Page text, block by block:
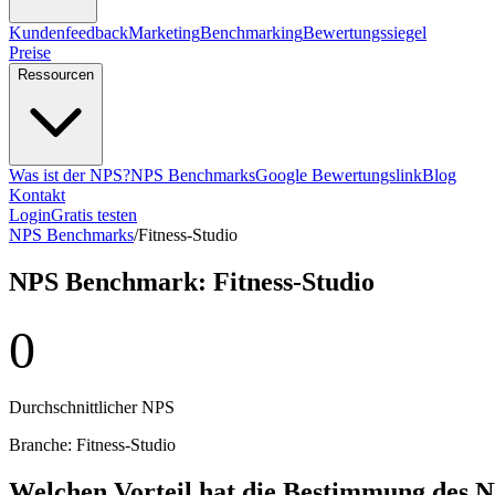
KundenfeedbackMarketingBenchmarkingBewertungssiegel
Preise
Ressourcen
Was ist der NPS?NPS BenchmarksGoogle BewertungslinkBlog
Kontakt
LoginGratis testen
NPS Benchmarks/Fitness-Studio
NPS Benchmark: Fitness-Studio
0
Durchschnittlicher NPS
Branche: Fitness-Studio